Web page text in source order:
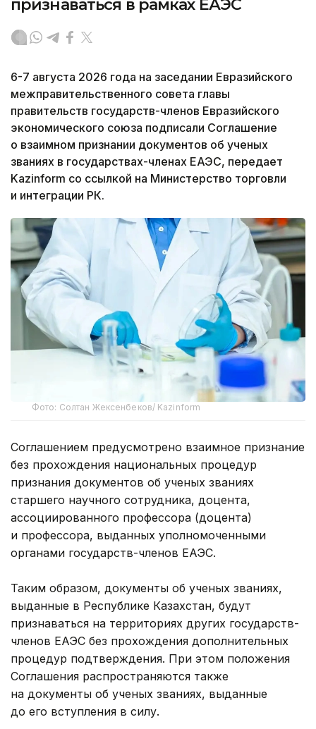
признаваться в рамках ЕАЭС
6-7 августа 2026 года на заседании Евразийского
межправительственного совета главы
правительств государств-членов Евразийского
экономического союза подписали Соглашение
о взаимном признании документов об ученых
званиях в государствах-членах ЕАЭС, передает
Kazinform со ссылкой на Министерство торговли
и интеграции РК.
Фото: Солтан Жексенбеков/ Kazinform
Соглашением предусмотрено взаимное признание
без прохождения национальных процедур
признания документов об ученых званиях
старшего научного сотрудника, доцента,
ассоциированного профессора (доцента)
и профессора, выданных уполномоченными
органами государств-членов ЕАЭС.
Таким образом, документы об ученых званиях,
выданные в Республике Казахстан, будут
признаваться на территориях других государств-
членов ЕАЭС без прохождения дополнительных
процедур подтверждения. При этом положения
Соглашения распространяются также
на документы об ученых званиях, выданные
до его вступления в силу.